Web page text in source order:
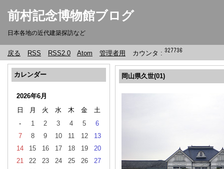
前村記念博物館ブログ
日本各地の近代建築探訪など
戻る RSS RSS2.0 Atom 管理者用 カウンタ :
カレンダー
2026年6月
日
月 火 水 木 金
土
-
1 2 3 4 5
6
7
8 9 10 11 12
13
14
15 16 17 18 19
20
21
22 23 24 25 26
27
岡山県久世(01)